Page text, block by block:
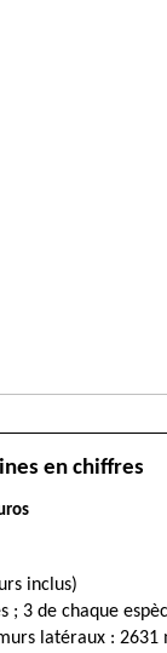
en chiffres
inclus)
; 3 de chaque
latéraux : 2631